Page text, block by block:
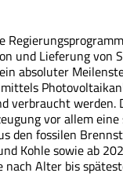
und Lieferung von
absoluter
verbraucht werden.
vor allem
den fossilen
Kohle sowie ab
nach Alter bis